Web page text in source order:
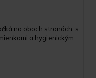
na oboch stranách, s
a hygienickým